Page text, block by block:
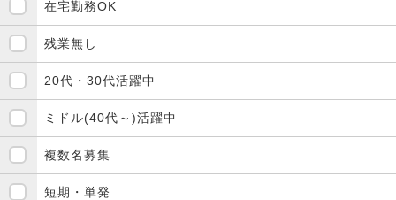
在宅勤務OK
残業無し
20代・30代活躍中
ミドル(40代～)活躍中
複数名募集
短期・単発